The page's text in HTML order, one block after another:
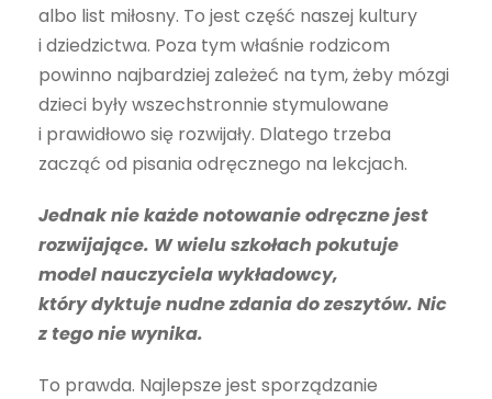
albo list miłosny. To jest część naszej kultury
i dziedzictwa. Poza tym właśnie rodzicom
powinno najbardziej zależeć na tym, żeby mózgi
dzieci były wszechstronnie stymulowane
i prawidłowo się rozwijały. Dlatego trzeba
zacząć od pisania odręcznego na lekcjach.
Jednak nie każde notowanie odręczne jest
rozwijające. W wielu szkołach pokutuje
model nauczyciela wykładowcy,
który dyktuje nudne zdania do zeszytów. Nic
z tego nie wynika.
To prawda. Najlepsze jest sporządzanie